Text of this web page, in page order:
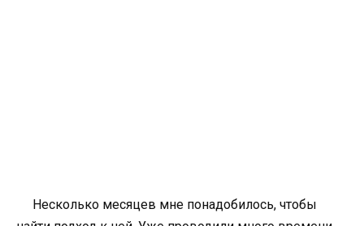
Несколько месяцев мне понадобилось, чтобы